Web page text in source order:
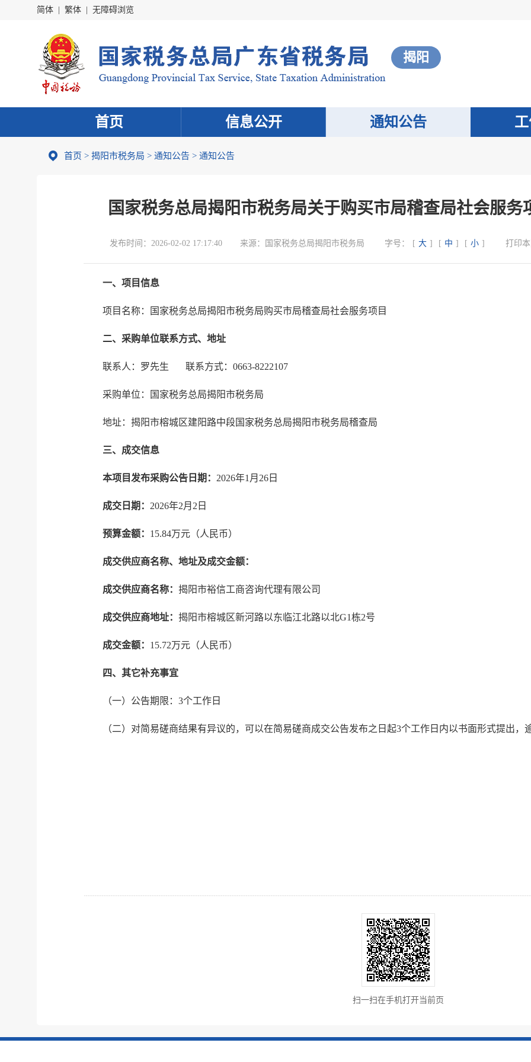
简体 繁体 无障碍浏览
揭阳
首页 信息公开 通知公告
首页 > 揭阳市税务局 > 通知公告 > 通知公告
国家税务总局揭阳市税务局关于购买市局稽查局社会服务
发布时间： 2026-02-02 17:17:40 来源： 国家税务总局揭阳市税务局 字号： [ 大 ] [ 中 ] [ 小 ] 打印
一、项目信息
项目名称：国家税务总局揭阳市税务局购买市局稽查局社会服务项目
二、采购单位联系方式、地址
联系人：罗先生 联系方式：0663-8222107
采购单位：国家税务总局揭阳市税务局
地址：揭阳市榕城区建阳路中段国家税务总局揭阳市税务局稽查局
三、成交信息
本项目发布采购公告日期： 2026年1月26日
成交日期： 2026年2月2日
预算金额： 15.84万元（人民币）
成交供应商名称、地址及成交金额：
成交供应商名称： 揭阳市裕信工商咨询代理有限公司
成交供应商地址： 揭阳市榕城区新河路以东临江北路以北G1栋2号
成交金额： 15.72万元（人民币）
四、其它补充事宜
（一）公告期限：3个工作日
（二）对简易磋商结果有异议的，可以在简易磋商成交公告发布之日起3个工作日内以书面形式提出，
扫一扫在手机打开当前页